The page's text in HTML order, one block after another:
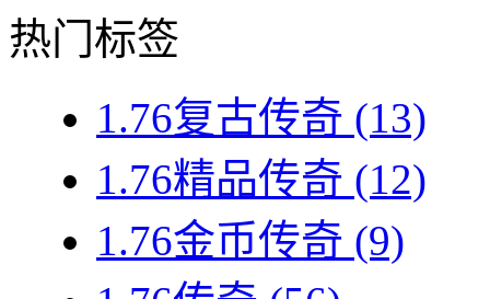
热门标签
1.76复古传奇 (13)
1.76精品传奇 (12)
1.76金币传奇 (9)